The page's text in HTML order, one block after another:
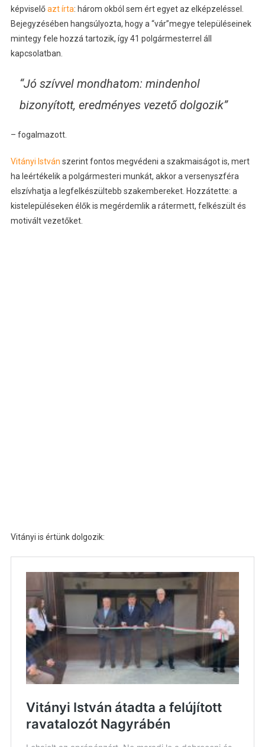
képviselőazt írta: három okból sem ért egyet az elképzeléssel.
Bejegyzésében hangsúlyozta, hogy a “vár”megye településeinek
mintegy fele hozzá tartozik, így 41 polgármesterrel áll
kapcsolatban.
“Jó szívvel mondhatom: mindenhol
bizonyított, eredményes vezető dolgozik”
– fogalmazott.
Vitányi István szerint fontos megvédeni a szakmaiságot is, mert
ha leértékelik a polgármesteri munkát, akkor a versenyszféra
elszívhatja a legfelkészültebb szakembereket. Hozzátette: a
kistelepüléseken élők is megérdemlik a rátermett, felkészült és
motivált vezetőket.
Vitányi is értünk dolgozik: